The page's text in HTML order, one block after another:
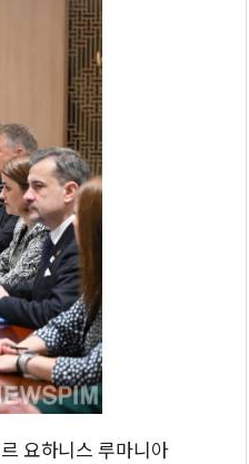
李대통령 "결혼 때문에 손해 보는
여수 오동도 인근 해상서 모터보
추미애, '위안부' 피해자 기림의
인천 선재도 갯벌서 해루질 중 실
인천서 말다툼 중 어머니 흉기 살
'화합' 꺼낸 김민석에 '뻔뻔' 받아
李대통령, ISA 개편 재검토 지시…
요하니스 루마니아